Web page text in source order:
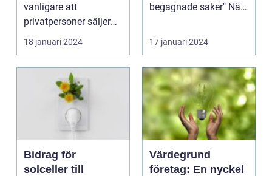
vanligare att
privatpersoner säljer
eller bidrar till åt...
18 januari 2024
begagnade saker" När
17 januari 2024
Bidrag för
solceller till
Värdegrund
företag: En nyckel